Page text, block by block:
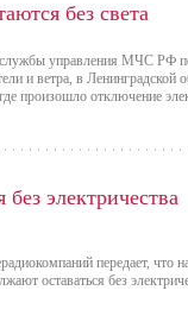
без света
службы управления МЧС РФ
и ветра, в Ленинградской
произошло отключение
электричества
передает,
оставаться без